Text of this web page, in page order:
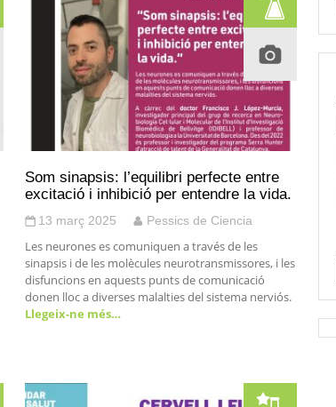
Som sinapsis: l’equilibri perfecte entre
excitació i inhibició per entendre la vida.
13 març 2025 Pessics de Ciencia
Les neurones es comuniquen a través de les
sinapsis i de les molècules neurotransmissores, i les
disfuncions en aquests punts de comunicació
donen lloc a diverses malalties del sistema nerviós.
Llegeix-ne més…